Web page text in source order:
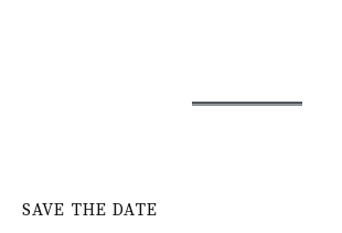
SAVE THE DATE